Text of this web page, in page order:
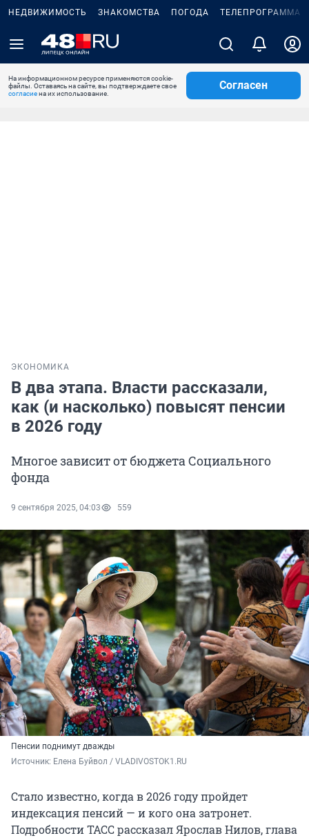
НЕДВИЖИМОСТЬ ЗНАКОМСТВА ПОГОДА ТЕЛЕПРОГРАММА
На информационном ресурсе применяются cookie-
файлы. Оставаясь на сайте, вы подтверждаете свое
согласиена их использование.
Согласен
ЭКОНОМИКА
В два этапа. Власти рассказали,
как (и насколько) повысят пенсии
в 2026 году
Многое зависит от бюджета Социального
фонда
9 сентября 2025, 04:03 559
Пенсии поднимут дважды
Источник: Елена Буйвол / VLADIVOSTOK1.RU
Стало известно, когда в 2026 году пройдет
индексация пенсий — и кого она затронет.
Подробности ТАСС рассказал Ярослав Нилов, глава